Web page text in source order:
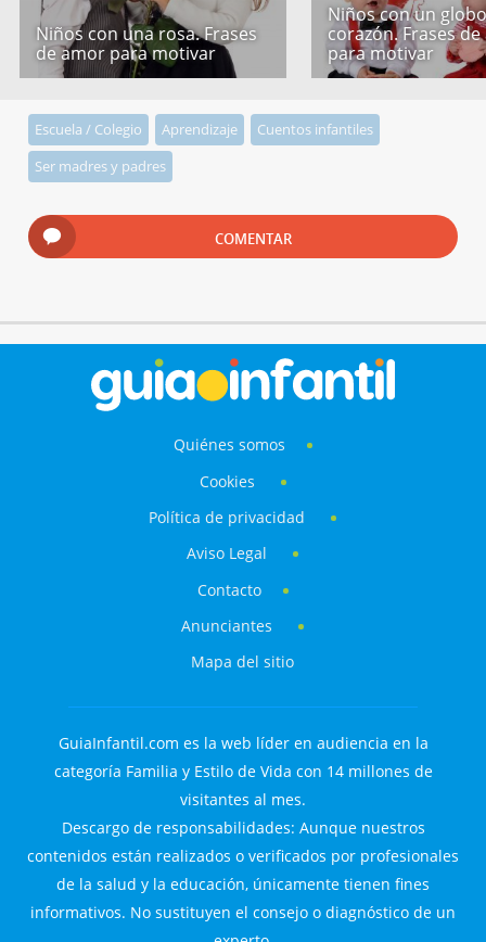
Niños con una rosa. Frases
de amor para motivar
Niños con un
corazón. Frases
para motivar
Escuela / Colegio Aprendizaje
Cuentos infantiles
Ser madres y padres
COMENTAR
Quiénes somos
Cookies
Política de privacidad
Aviso Legal
Contacto
Anunciantes
Mapa del sitio
GuiaInfantil.com es la web líder en audiencia en la
categoría Familia y Estilo de Vida con 14 millones de
visitantes al mes.
Descargo de responsabilidades: Aunque nuestros
contenidos están realizados o verificados por profesionales
de la salud y la educación, únicamente tienen fines
informativos. No sustituyen el consejo o diagnóstico de un